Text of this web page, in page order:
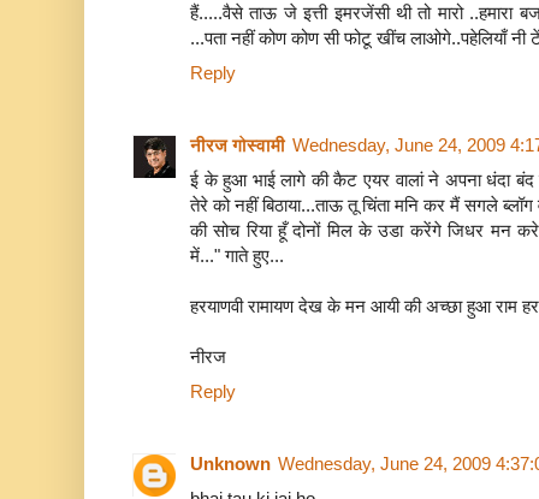
हैं.....वैसे ताऊ जे इत्ती इमरजेंसी थी तो मारो ..हमारा
...पता नहीं कोण कोण सी फोटू खींच लाओगे..पहेलियाँ नी
Reply
नीरज गोस्वामी Wednesday, June 24, 2009
ई के हुआ भाई लागे की कैट एयर वालां ने अपना धंदा
तेरे को नहीं बिठाया...ताऊ तू चिंता मनि कर मैं सगले
की सोच रिया हूँ दोनों मिल के उडा करेंगे जिधर मन
में..." गाते हुए...
हरयाणवी रामायण देख के मन आयी की अच्छा हुआ राम
नीरज
Reply
Unknown Wednesday, June 24, 2009